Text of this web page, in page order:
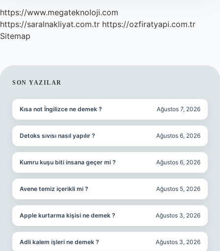
https://www.megateknoloji.com
https://saralnakliyat.com.tr https://ozfiratyapi.com.tr
Sitemap
SIDEBAR
SON YAZILAR
Kısa not İngilizce ne demek ? Ağustos 7, 2026
Detoks sıvısı nasıl yapılır ? Ağustos 6, 2026
Kumru kuşu biti insana geçer mi ? Ağustos 6, 2026
Avene temiz içerikli mi ? Ağustos 5, 2026
Apple kurtarma kişisi ne demek ? Ağustos 3, 2026
Adli kalem işleri ne demek ? Ağustos 3, 2026